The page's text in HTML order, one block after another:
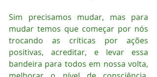
Sim precisamos mudar, mas para
mudar temos que começar por nós
trocando as críticas por ações
positivas, acreditar, e levar essa
bandeira para todos em nossa volta,